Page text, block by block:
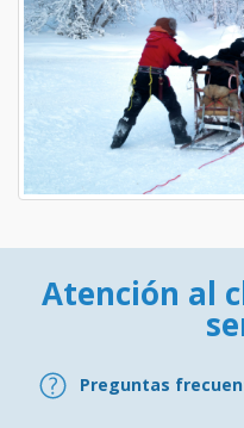
Atención al
Preguntas